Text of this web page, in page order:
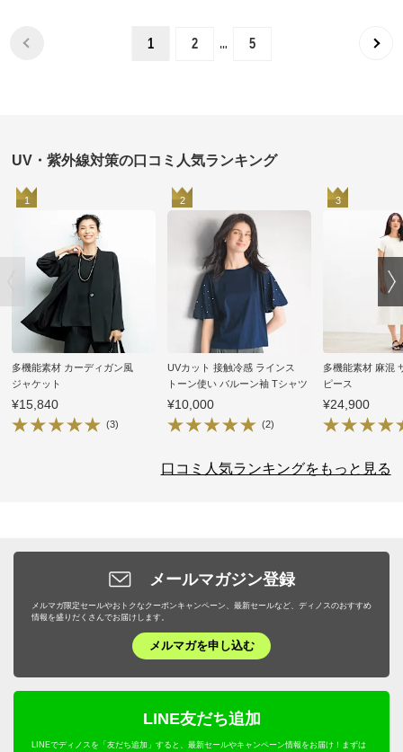
1 2 … 5
UV・紫外線対策の口コミ人気ランキング
1
多機能素材 カーディガン風
ジャケット
¥15,840
(3)
2
UVカット 接触冷感 ラインス
トーン使い バルーン袖 Tシャツ
¥10,000
(2)
3
多機能素材 麻混
ピース
¥24,900
口コミ人気ランキングをもっと見る
メールマガジン登録
メルマガ限定セールやおトクなクーポンキャンペーン、最新セールなど、ディノスのおすすめ
情報を盛りだくさんでお届けします。
メルマガを申し込む
LINE友だち追加
LINEでディノスを「友だち追加」すると、最新セールやキャンペーン情報をお届け！まずは